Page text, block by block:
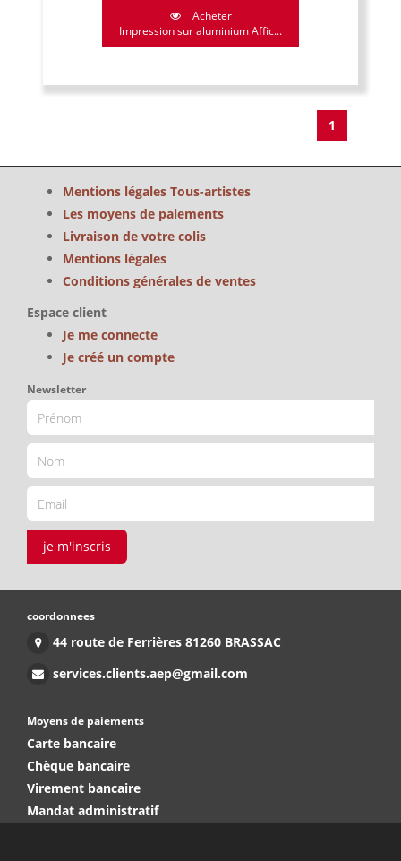
Acheter
Impression sur aluminium Affic...
1
Mentions légales Tous-artistes
Les moyens de paiements
Livraison de votre colis
Mentions légales
Conditions générales de ventes
Espace client
Je me connecte
Je créé un compte
Newsletter
je m'inscris
coordonnees
44 route de Ferrières 81260 BRASSAC
services.clients.aep@gmail.com
Moyens de paiements
Carte bancaire
Chèque bancaire
Virement bancaire
Mandat administratif